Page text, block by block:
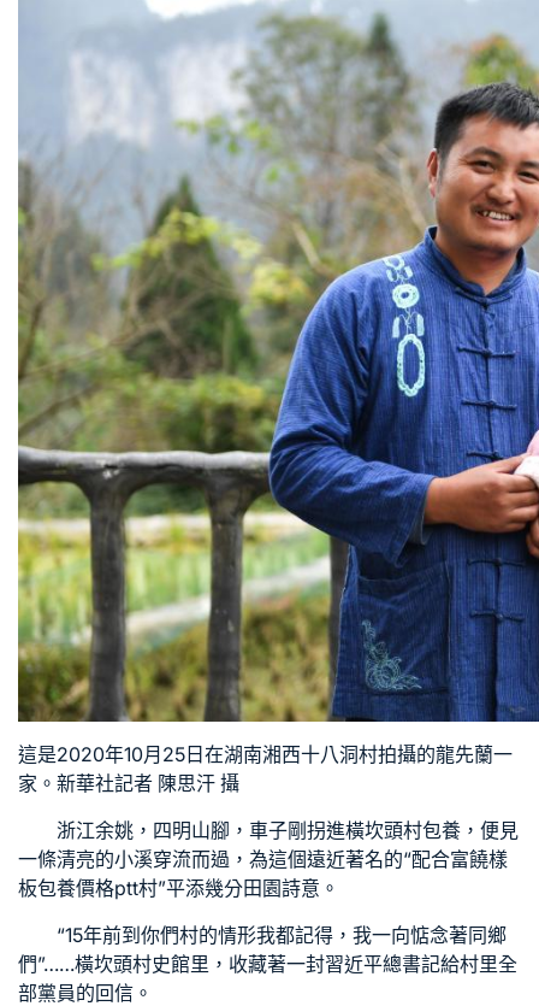
這是2020年10月25日在湖南湘西十八洞村拍攝的龍先蘭一
家。新華社記者 陳思汗 攝
浙江余姚，四明山腳，車子剛拐進橫坎頭村包養 ，便見
一條清亮的小溪穿流而過，為這個遠近著名的“配合富饒樣
板包養價格ptt村”平添幾分田園詩意。
“15年前到你們村的情形我都記得，我一向惦念著同鄉
們”……橫坎頭村史館里，收藏著一封習近平總書記給村里全
部黨員的回信。